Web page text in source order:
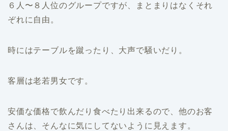
６人〜８人位のグループですが、まとまりはなくそれ
ぞれに自由。
時にはテーブルを蹴ったり、大声で騒いだり。
客層は老若男女です。
安価な価格で飲んだり食べたり出来るので、他のお客
さんは、そんなに気にしてないように見えます。